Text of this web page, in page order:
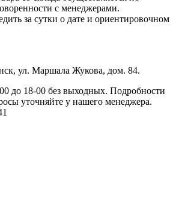
с менеджерами.
за сутки о дате и ориентировочном
ул. Маршала Жукова, дом. 84.
до 18-00 без выходных. Подробности
уточняйте у нашего менеджера.